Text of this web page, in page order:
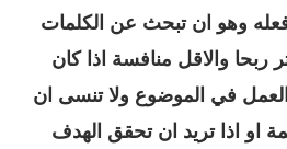
وهو ان تبحث عن الكلمات
ربحا والاقل منافسة اذا كان
في الموضوع ولا تنسى ان
ازيد من 1000 كلمة او اذا تريد ان تحقق الهدف